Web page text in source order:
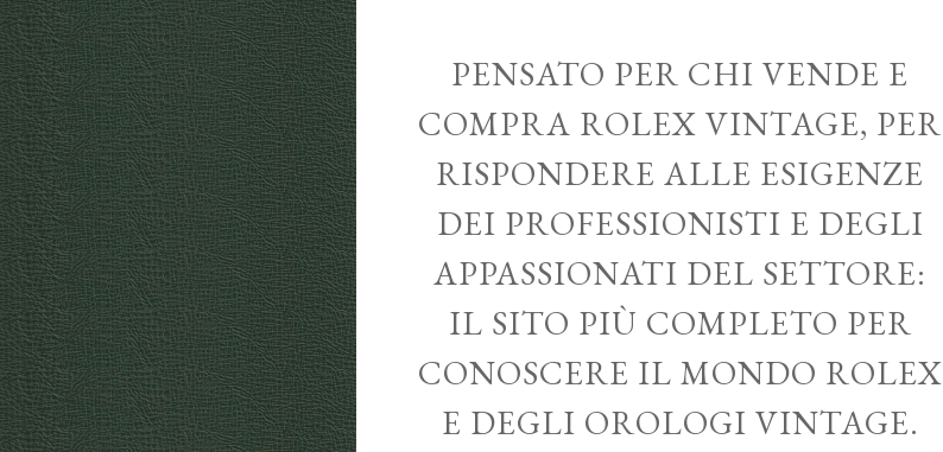
PENSATO PER CHI VENDE E
COMPRA ROLEX VINTAGE, PER
RISPONDERE ALLE ESIGENZE
DEI PROFESSIONISTI E DEGLI
APPASSIONATI DEL SETTORE:
IL SITO PIÙ COMPLETO PER
CONOSCERE IL MONDO ROLEX
E DEGLI OROLOGI VINTAGE.